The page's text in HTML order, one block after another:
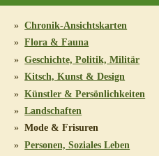
Chronik-Ansichtskarten
Flora & Fauna
Geschichte, Politik, Militär
Kitsch, Kunst & Design
Künstler & Persönlichkeiten
Landschaften
Mode & Frisuren
Personen, Soziales Leben